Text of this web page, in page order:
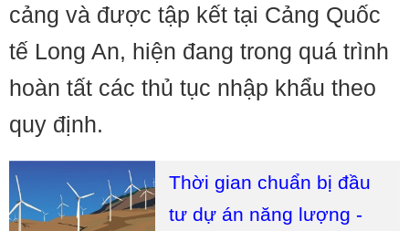
cảng và được tập kết tại Cảng Quốc
tế Long An, hiện đang trong quá trình
hoàn tất các thủ tục nhập khẩu theo
quy định.
Thời gian chuẩn bị đầu
tư dự án năng lượng -